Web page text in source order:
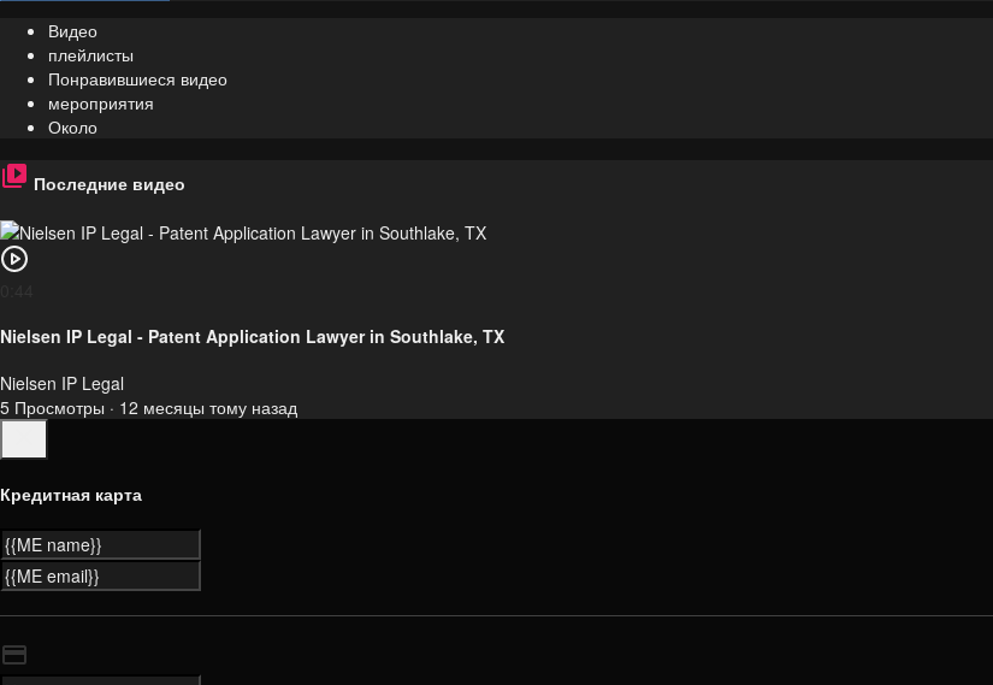
Видео
плейлисты
Понравившиеся видео
мероприятия
Около
Последние видео
Nielsen IP Legal - Patent Application Lawyer in Southlake, TX
Nielsen IP Legal
5 Просмотры · 12 месяцы тому назад
Кредитная карта